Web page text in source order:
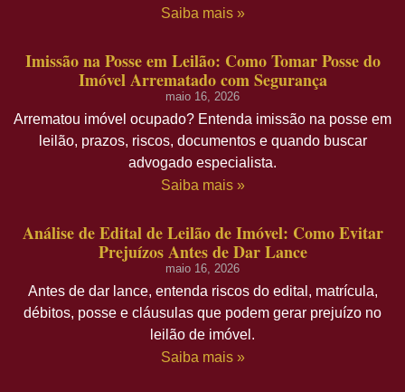
Saiba mais »
Imissão na Posse em Leilão: Como Tomar Posse do
Imóvel Arrematado com Segurança
maio 16, 2026
Arrematou imóvel ocupado? Entenda imissão na posse em
leilão, prazos, riscos, documentos e quando buscar
advogado especialista.
Saiba mais »
Análise de Edital de Leilão de Imóvel: Como Evitar
Prejuízos Antes de Dar Lance
maio 16, 2026
Antes de dar lance, entenda riscos do edital, matrícula,
débitos, posse e cláusulas que podem gerar prejuízo no
leilão de imóvel.
Saiba mais »